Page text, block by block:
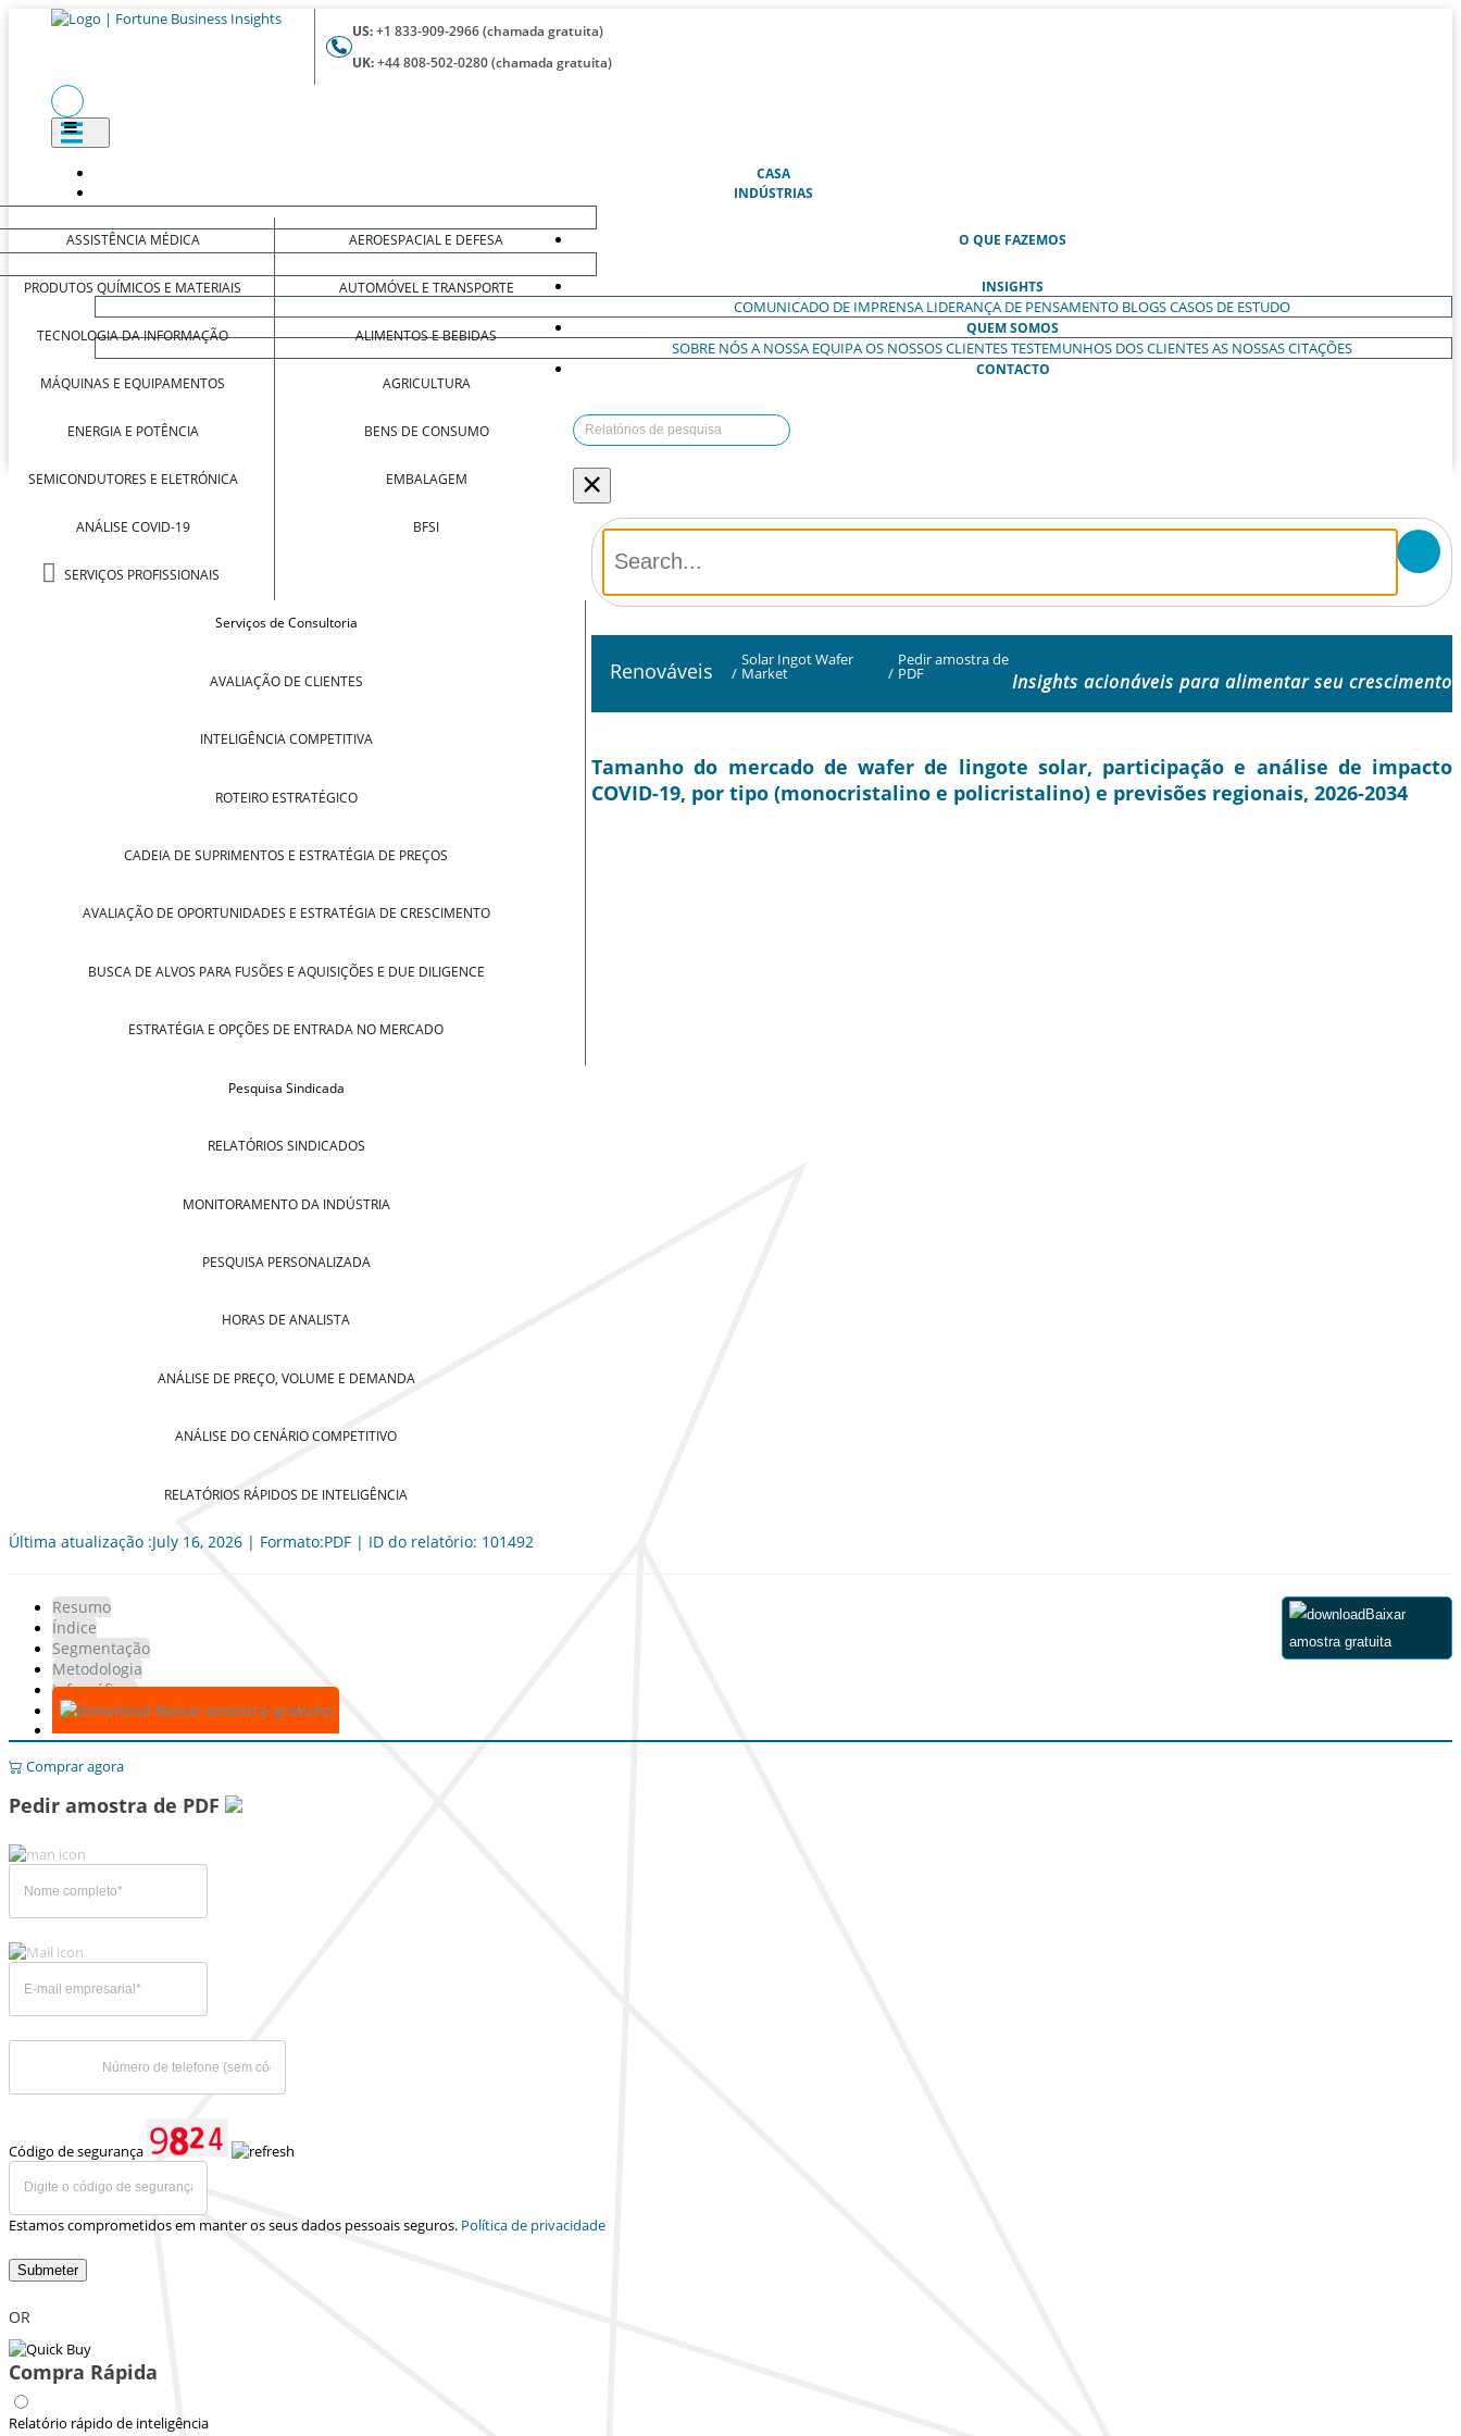
US:+1 833-909-2966 (chamada gratuita)
UK:+44 808-502-0280 (chamada gratuita)
CASA(ATUAL)
INDÚSTRIAS
ASSISTÊNCIA MÉDICA
PRODUTOS QUÍMICOS E MATERIAIS
TECNOLOGIA DA INFORMAÇÃO
MÁQUINAS E EQUIPAMENTOS
ENERGIA E POTÊNCIA
SEMICONDUTORES E ELETRÓNICA
ANÁLISE COVID-19
SERVIÇOS PROFISSIONAIS
AEROESPACIAL E DEFESA
AUTOMÓVEL E TRANSPORTE
ALIMENTOS E BEBIDAS
AGRICULTURA
BENS DE CONSUMO
EMBALAGEM
BFSI
O QUE FAZEMOS
Serviços de Consultoria
AVALIAÇÃO DE CLIENTES
INTELIGÊNCIA COMPETITIVA
ROTEIRO ESTRATÉGICO
CADEIA DE SUPRIMENTOS E ESTRATÉGIA DE PREÇOS
AVALIAÇÃO DE OPORTUNIDADES E ESTRATÉGIA DE CRESCIMENTO
BUSCA DE ALVOS PARA FUSÕES E AQUISIÇÕES E DUE DILIGENCE
ESTRATÉGIA E OPÇÕES DE ENTRADA NO MERCADO
Pesquisa Sindicada
RELATÓRIOS SINDICADOS
MONITORAMENTO DA INDÚSTRIA
PESQUISA PERSONALIZADA
HORAS DE ANALISTA
ANÁLISE DE PREÇO, VOLUME E DEMANDA
ANÁLISE DO CENÁRIO COMPETITIVO
RELATÓRIOS RÁPIDOS DE INTELIGÊNCIA
INSIGHTS
COMUNICADO DE IMPRENSA LIDERANÇA DE PENSAMENTO BLOGSCASOS DE ESTUDO
QUEM SOMOS
SOBRE NÓSA NOSSA EQUIPAOS NOSSOS CLIENTESTESTEMUNHOS DOS CLIENTESAS NOSSAS CITAÇÕES
CONTACTO
×
Renováveis /
Solar Ingot Wafer
Market /
Pedir amostra de
PDF Insights acionáveis ​​para alimentar seu crescimento
Tamanho do mercado de wafer de lingote solar, participação e análise de impacto
COVID-19, por tipo (monocristalino e policristalino) e previsões regionais, 2026-2034
Última atualização :July 16, 2026 | Formato:PDF | ID do relatório: 101492
Resumo
Índice
Segmentação
Metodologia
Infográficos
Baixar amostra gratuita
Baixar
amostra gratuita
Comprar agora
Pedir amostra de PDF
Código de segurança
Estamos comprometidos em manter os seus dados pessoais seguros. Política de privacidade
Submeter
OR
Compra Rápida
Relatório rápido de inteligência